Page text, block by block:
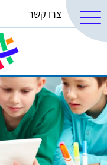
צרו קשר